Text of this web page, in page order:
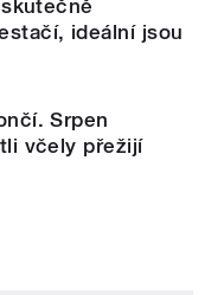
ideální jsou
Srpen
včely přežijí